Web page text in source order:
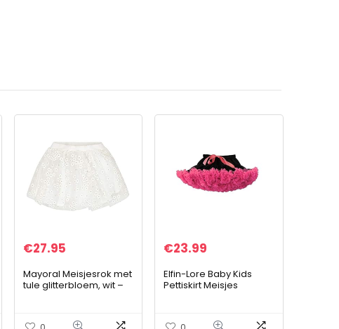
€27.95
Mayoral Meisjesrok met
tule glitterbloem, wit –
€23.99
Elfin-Lore Baby Kids
Pettiskirt Meisjes
Kostuums